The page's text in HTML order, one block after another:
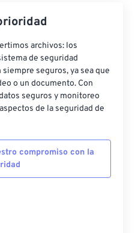
archivos: los
de seguridad
seguros, ya sea que
o un documento. Con
seguros y monitoreo
de la seguridad de
compromiso con la